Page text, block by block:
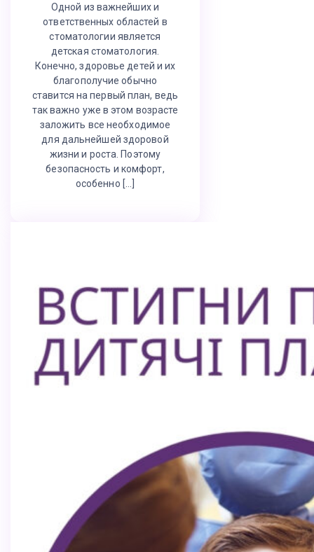
Одной из важнейших и
ответственных областей в
стоматологии является
детская стоматология.
Конечно, здоровье детей и их
благополучие обычно
ставится на первый план, ведь
так важно уже в этом возрасте
заложить все необходимое
для дальнейшей здоровой
жизни и роста. Поэтому
безопасность и комфорт,
особенно […]